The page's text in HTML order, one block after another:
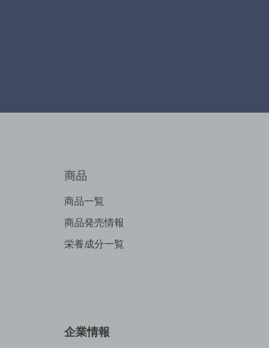
商品
商品一覧
商品発売情報
栄養成分一覧
企業情報